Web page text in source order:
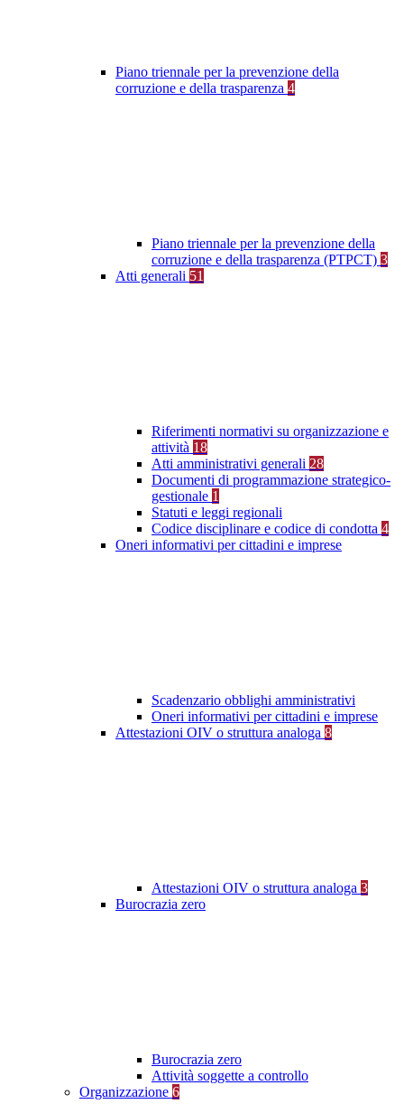
Piano triennale per la prevenzione della
corruzione e della trasparenza 4
Piano triennale per la prevenzione della
corruzione e della trasparenza (PTPCT) 3
Atti generali 51
Riferimenti normativi su organizzazione e
attività 18
Atti amministrativi generali 28
Documenti di programmazione strategico-
gestionale 1
Statuti e leggi regionali
Codice disciplinare e codice di condotta 4
Oneri informativi per cittadini e imprese
Scadenzario obblighi amministrativi
Oneri informativi per cittadini e imprese
Attestazioni OIV o struttura analoga 8
Attestazioni OIV o struttura analoga 3
Burocrazia zero
Burocrazia zero
Attività soggette a controllo
Organizzazione 6